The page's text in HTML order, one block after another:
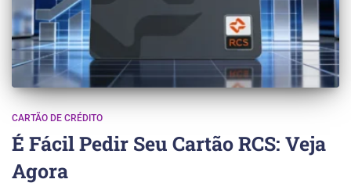
CARTÃO DE CRÉDITO
É Fácil Pedir Seu Cartão RCS: Veja
Agora